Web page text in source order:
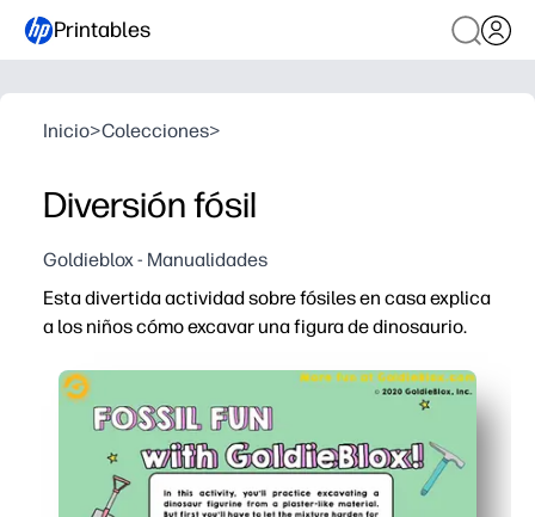
Printables
Inicio>Colecciones>
Diversión fósil
Goldieblox - Manualidades
Esta divertida actividad sobre fósiles en casa explica
a los niños cómo excavar una figura de dinosaurio.
Comodidad de imprimir y usar: puede configurarlo
STEM práctico: los niños practican la motricidad fina,
Instrucciones claras paso a paso: puede guiarlos o
Gran compromiso: la gran revelación mantiene a los